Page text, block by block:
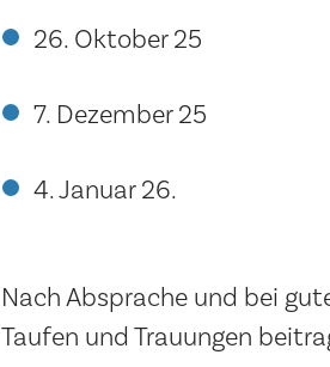
26. Oktober 25
7. Dezember 25
4. Januar 26.
Nach Absprache und bei
Taufen und Trauungen